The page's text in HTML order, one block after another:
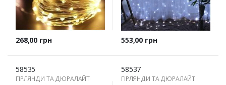
Ціна
268,00 грн Ціна
553,00 грн
58535
ГІРЛЯНДИ ТА ДЮРАЛАЙТ
58537
ГІРЛЯНДИ ТА ДЮРАЛАЙТ